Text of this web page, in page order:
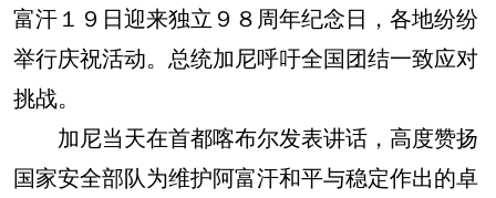
富汗１９日迎来独立９８周年纪念日，各地纷纷
举行庆祝活动。总统加尼呼吁全国团结一致应对
挑战。
加尼当天在首都喀布尔发表讲话，高度赞扬
国家安全部队为维护阿富汗和平与稳定作出的卓